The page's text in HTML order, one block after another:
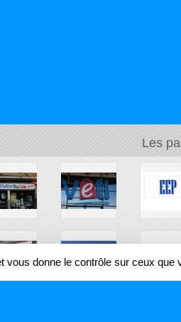
Les
vous donne le contrôle sur ceux que